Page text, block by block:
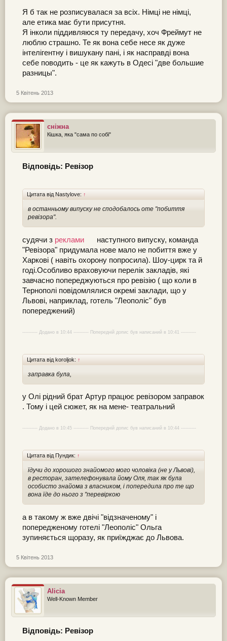
Я б так не розписувалася за всіх. Німці не німці,
але етика має бути присутня.
Я інколи піддивляюся ту передачу, хоч Фреймут не
люблю страшно. Те як вона себе несе як дуже
інтелігентну і вишукану пані, і як насправді вона
себе поводить - це як кажуть в Одесі "две большие
разницы".
5 Квітень 2013
сніжна
Кішка, яка "сама по собі"
Відповідь: Ревізор
Цитата від Nastylove: ↑
в останньому випуску не сподобалось оте "побиття
ревізора".
судячи з реклами
наступного випуску, команда
"Ревізора" придумала нове мало не побиття вже у
Харкові ( навіть охорону попросила). Шоу-цирк та й
годі.Особливо враховуючи перелік закладів, які
завчасно попереджуються про ревізію ( що коли в
Тернополі повідомлялися окремі заклади, що у
Львові, наприклад, готель "Леополіс" був
попереджений)
---------- Додано в 10:44 ---------- Попередній допис був написаний в 10:41 ----------
Цитата від koroljok: ↑
заправка була,
у Олі рідний брат Артур працює ревізором заправок
. Тому і цей сюжет, як на мене- театральний
---------- Додано в 10:45 ---------- Попередній допис був написаний в 10:44 ----------
Цитата від Пундик: ↑
їдучи до хорошого знайомого мого чоловіка (не у Львові),
в ресторан, зателефонувала йому Оля, так як була
особисто знайома з власником, і попередила про те що
вона їде до нього з "перевіркою
а в такому ж вже двічі "відзначеному" і
попередженому готелі "Леополіс" Ольга
зупиняється щоразу, як приїжджає до Львова.
5 Квітень 2013
Alicia
Well-Known Member
Відповідь: Ревізор